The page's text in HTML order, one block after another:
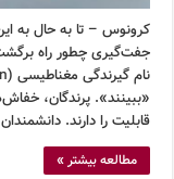
کرونوس – تا به حال به
جفت‌گیری چطور راه برگشت
«ببینند». پرندگان،
قابلیت را دارند.
مطالعه بیشتر »